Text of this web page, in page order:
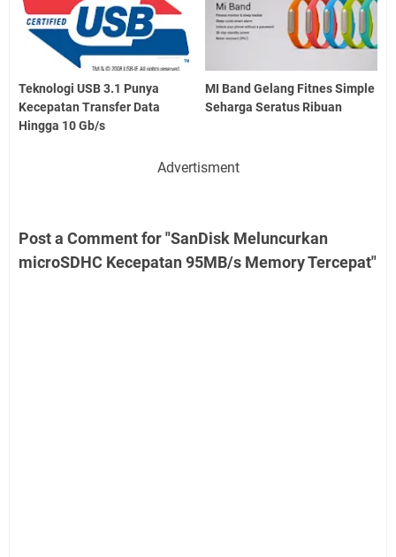
Teknologi USB 3.1 Punya
Kecepatan Transfer Data
Hingga 10 Gb/s
MI Band Gelang Fitnes Simple
Seharga Seratus Ribuan
Advertisment
Post a Comment for "SanDisk Meluncurkan
microSDHC Kecepatan 95MB/s Memory Tercepat"